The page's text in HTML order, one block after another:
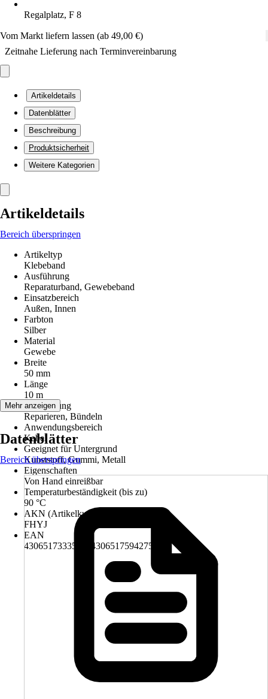
Regalplatz, F 8
Vom Markt liefern lassen (ab 49,00 €)
Zeitnahe Lieferung nach Terminvereinbarung
Artikeldetails
Datenblätter
Beschreibung
Produktsicherheit
Weitere Kategorien
Artikeldetails
Bereich überspringen
Artikeltyp
Klebeband
Ausführung
Reparaturband, Gewebeband
Einsatzbereich
Außen, Innen
Farbton
Silber
Material
Gewebe
Breite
50 mm
Länge
10 m
Anwendung
Reparieren, Bündeln
Anwendungsbereich
Kabel
Geeignet für Untergrund
Kunststoff, Gummi, Metall
Eigenschaften
Von Hand einreißbar
Temperaturbeständigkeit (bis zu)
90 °C
AKN (Artikelkurznummer)
FHYJ
EAN
4306517333508, 4306517594275
Mehr anzeigen
Datenblätter
Bereich überspringen